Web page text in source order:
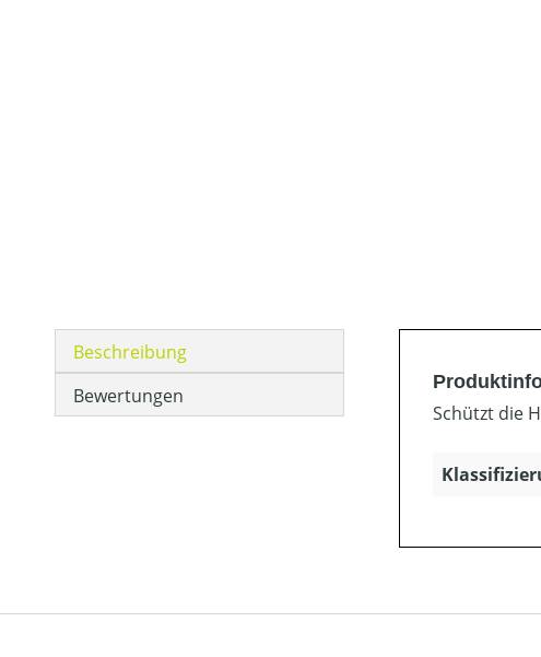
Beschreibung
Bewertungen
Schützt die